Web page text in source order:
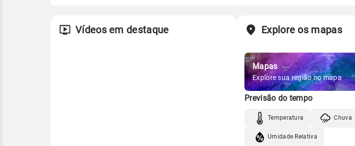
Vídeos em destaque Explore os mapas
Mapas
Explore sua região no mapa
Previsão do tempo
Temperatura Chuva
Umidade Relativa